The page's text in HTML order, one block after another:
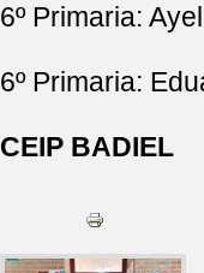
6º Primaria:
6º Primaria:
CEIP BADIEL